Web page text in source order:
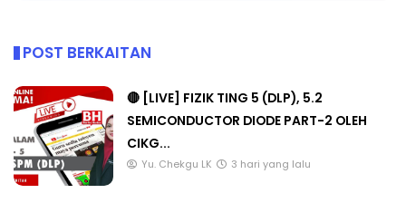
POST BERKAITAN
🔴 [LIVE] FIZIK TING 5 (DLP), 5.2
SEMICONDUCTOR DIODE PART-2 OLEH
CIKG...
Yu. Chekgu LK 3 hari yang lalu